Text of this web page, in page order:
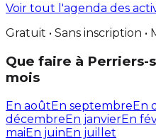
Voir tout l'agenda des
Gratuit • Sans inscription •
Que faire à Perriers-
mois
En aoûtEn septembreEn
décembreEn janvierEn
maiEn juinEn juillet